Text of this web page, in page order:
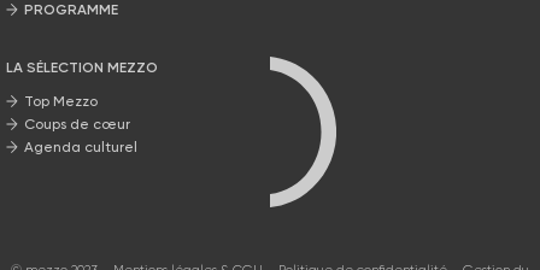
PROGRAMME
LA SÉLECTION MEZZO
Top Mezzo
Coups de cœur
Agenda culturel